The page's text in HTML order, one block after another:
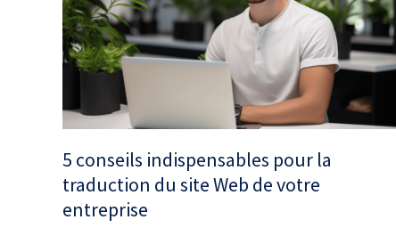
5 conseils indispensables pour la
traduction du site Web de votre
entreprise